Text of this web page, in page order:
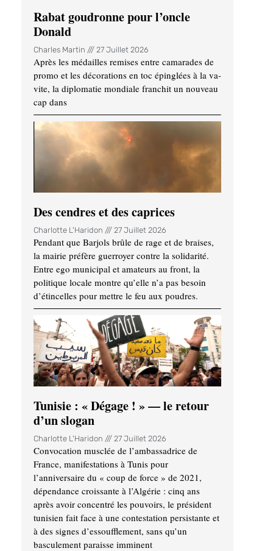
Rabat goudronne pour l’oncle
Donald
Charles Martin 27 Juillet 2026
Après les médailles remises entre camarades de
promo et les décorations en toc épinglées à la va-
vite, la diplomatie mondiale franchit un nouveau
cap dans
Des cendres et des caprices
Charlotte L'Haridon 27 Juillet 2026
Pendant que Barjols brûle de rage et de braises,
la mairie préfère guerroyer contre la solidarité.
Entre ego municipal et amateurs au front, la
politique locale montre qu’elle n’a pas besoin
d’étincelles pour mettre le feu aux poudres.
Tunisie : « Dégage ! » — le retour
d’un slogan
Charlotte L'Haridon 27 Juillet 2026
Convocation musclée de l’ambassadrice de
France, manifestations à Tunis pour
l’anniversaire du « coup de force » de 2021,
dépendance croissante à l’Algérie : cinq ans
après avoir concentré les pouvoirs, le président
tunisien fait face à une contestation persistante et
à des signes d’essoufflement, sans qu’un
basculement paraisse imminent